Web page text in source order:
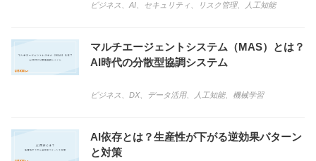
ビジネス AI セキュリティ リスク管理、 人工知能
マルチエージェントシステム（MAS）とは？
AI時代の分散型協調システム
ビジネス DX、 データ活用、 人工知能、 機械学習
AI依存とは？生産性が下がる逆効果パターン
と対策